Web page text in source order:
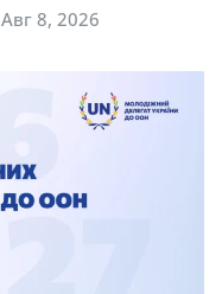
Авг 8, 2026